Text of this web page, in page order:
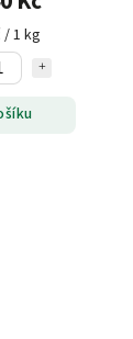
/ 1 kg